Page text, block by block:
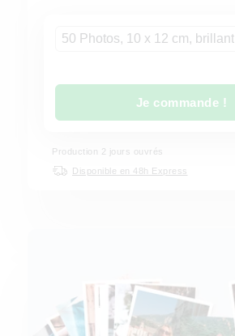
50 Photos, 10 x 12 cm, brillant
Je commande !
Production 2 jours ouvrés
Disponible en 48h Express